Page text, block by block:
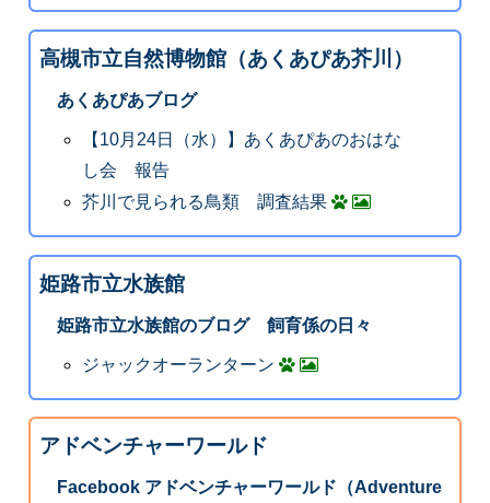
高槻市立自然博物館（あくあぴあ芥川）
あくあぴあブログ
【10月24日（水）】あくあぴあのおはな
し会 報告
芥川で見られる鳥類 調査結果
姫路市立水族館
姫路市立水族館のブログ 飼育係の日々
ジャックオーランターン
アドベンチャーワールド
Facebook アドベンチャーワールド（Adventure